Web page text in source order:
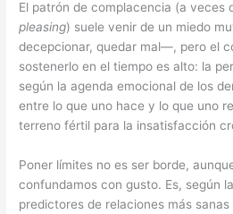
El patrón de complacencia (a veces
pleasing) suele venir de un miedo
decepcionar, quedar mal—, pero el
sostenerlo en el tiempo es alto: la
según la agenda emocional de los
entre lo que uno hace y lo que uno
terreno fértil para la insatisfacción
Poner límites no es ser borde,
confundamos con gusto. Es, según
predictores de relaciones más